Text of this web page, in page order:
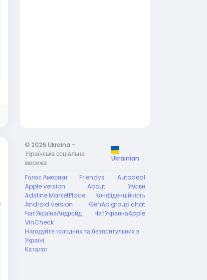
© 2026 Ukraina -
Українська соціальна
мережа
Ukrainian
Голос Америки Friendys
Autodeal
Apple version
About
Умови
Adsline MarketPlace
Конфіденційність
Android version
GenAp group chat
ЧатУкраїнаАндройд
ЧатУкраинаApple
VinCheck
Нагодуйте голодних та безпритульних в
Україні
Каталог